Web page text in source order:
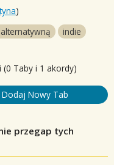
)
indie
(0 Taby i 1 akordy)
Dodaj Nowy Tab
przegap tych